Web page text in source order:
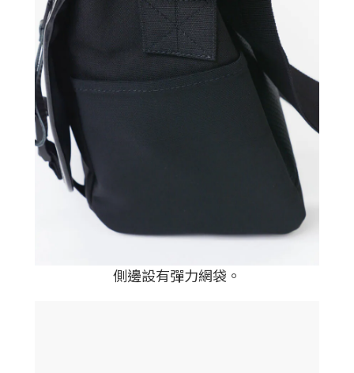
側邊設有彈力網袋 。